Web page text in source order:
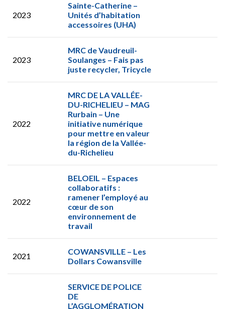
2023
Sainte-Catherine –
Unités d’habitation
accessoires (UHA)
2023
MRC de Vaudreuil-
Soulanges – Fais pas
juste recycler, Tricycle
2022
MRC DE LA VALLÉE-
DU-RICHELIEU – MAG
Rurbain – Une
initiative numérique
pour mettre en valeur
la région de la Vallée-
du-Richelieu
2022
BELOEIL – Espaces
collaboratifs :
ramener l’employé au
cœur de son
environnement de
travail
2021
COWANSVILLE – Les
Dollars Cowansville
SERVICE DE POLICE
DE
L’AGGLOMÉRATION